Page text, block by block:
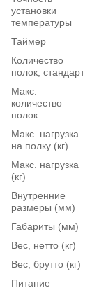
установки
температуры
Таймер
Количество
полок, стандарт
Макс.
количество
полок
Макс. нагрузка
на полку (кг)
Макс. нагрузка
(кг)
Внутренние
размеры (мм)
Габариты (мм)
Вес, нетто (кг)
Вес, брутто (кг)
Питание